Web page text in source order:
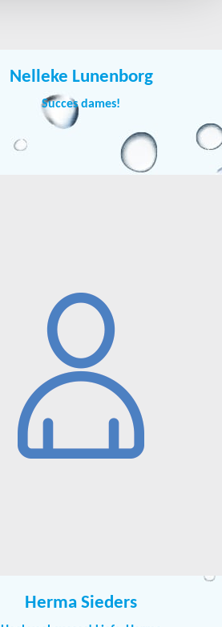
Nelleke Lunenborg
Succes dames!
Herma Sieders